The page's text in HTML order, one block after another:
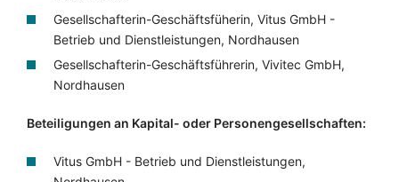
Gesellschafterin-Geschäftsfüherin, Vitus GmbH -
Betrieb und Dienstleistungen, Nordhausen
Gesellschafterin-Geschäftsführerin, Vivitec GmbH,
Nordhausen
Beteiligungen an Kapital- oder Personengesellschaften:
Vitus GmbH - Betrieb und Dienstleistungen,